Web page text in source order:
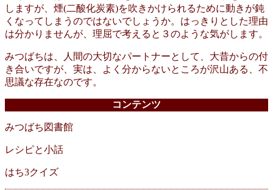
しますが、煙(二酸化炭素)を吹きかけられるために動きが鈍
くなってしまうのではないでしょうか。はっきりとした理由
は分かりませんが、理屈で考えると３のような気がします。
みつばちは、人間の大切なパートナーとして、大昔からの付
き合いですが、実は、よく分からないところが沢山ある、不
思議な存在なのです。
コンテンツ
みつばち図書館
レシピと小話
はち3クイズ